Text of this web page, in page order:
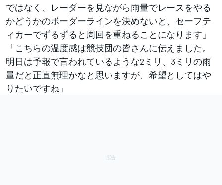
ではなく、レーダーを見ながら雨量でレースをやる
かどうかのボーダーラインを決めないと、セーフテ
ィカーでずるずると周回を重ねることになります」
「こちらの温度感は競技団の皆さんに伝えました。
明日は予報で言われているような2ミリ、3ミリの雨
量だと正直無理かなと思いますが、希望としてはや
りたいですね」